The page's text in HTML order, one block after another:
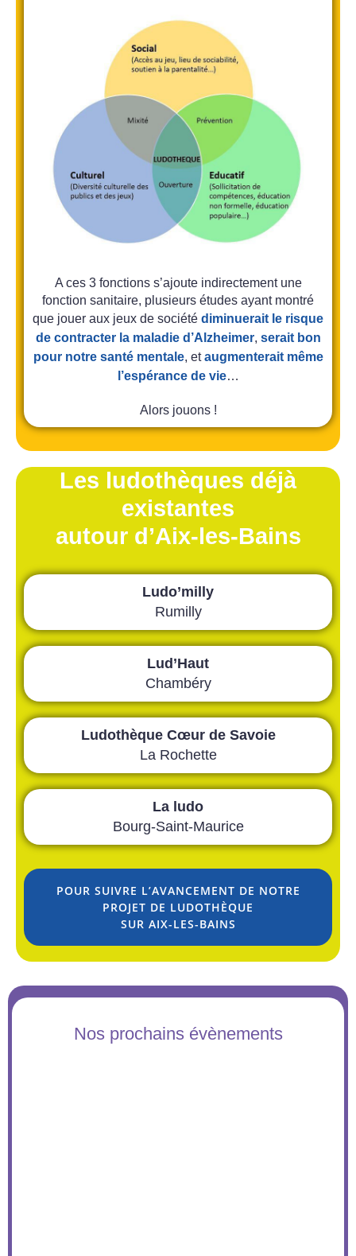
A ces 3 fonctions s’ajoute indirectement une
fonction sanitaire, plusieurs études ayant montré
que jouer aux jeux de société diminuerait le risque
de contracter la maladie d’Alzheimer, serait bon
pour notre santé mentale, etaugmenterait même
l’espérance de vie…
Alors jouons !
Les ludothèques déjà
existantes
autour d’Aix-les-Bains
Ludo’milly
Rumilly
Lud’Haut
Chambéry
Ludothèque Cœur de Savoie
La Rochette
La ludo
Bourg-Saint-Maurice
POUR SUIVRE L’AVANCEMENT DE NOTRE
PROJET DE LUDOTHÈQUE
SUR AIX-LES-BAINS
Nos prochains évènements